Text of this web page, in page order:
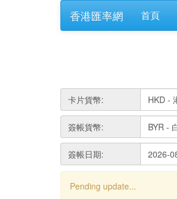
香港匯率網 首頁
卡片貨幣:
簽帳貨幣:
簽帳日期:
Pending update...